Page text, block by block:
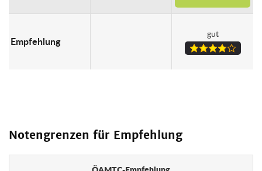
Empfehlung
gut
Notengrenzen für Empfehlung